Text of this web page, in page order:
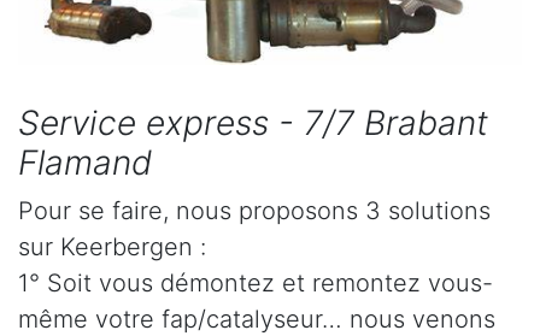
Service express - 7/7 Brabant
Flamand
Pour se faire, nous proposons 3 solutions
sur Keerbergen :
1° Soit vous démontez et remontez vous-
même votre fap/catalyseur… nous venons